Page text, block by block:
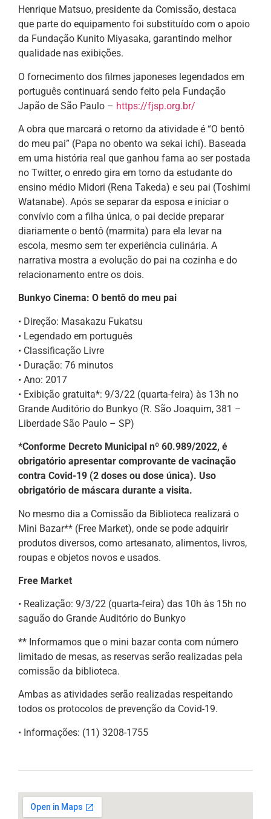
Henrique Matsuo, presidente da Comissão, destaca
que parte do equipamento foi substituído com o apoio
da Fundação Kunito Miyasaka, garantindo melhor
qualidade nas exibições.
O fornecimento dos filmes japoneses legendados em
português continuará sendo feito pela Fundação
Japão de São Paulo – https://fjsp.org.br/
A obra que marcará o retorno da atividade é “O bentô
do meu pai” (Papa no obento wa sekai ichi). Baseada
em uma história real que ganhou fama ao ser postada
no Twitter, o enredo gira em torno da estudante do
ensino médio Midori (Rena Takeda) e seu pai (Toshimi
Watanabe). Após se separar da esposa e iniciar o
convívio com a filha única, o pai decide preparar
diariamente o bentô (marmita) para ela levar na
escola, mesmo sem ter experiência culinária. A
narrativa mostra a evolução do pai na cozinha e do
relacionamento entre os dois.
Bunkyo Cinema: O bentô do meu pai
• Direção: Masakazu Fukatsu
• Legendado em português
• Classificação Livre
• Duração: 76 minutos
• Ano: 2017
• Exibição gratuita*: 9/3/22 (quarta-feira) às 13h no
Grande Auditório do Bunkyo (R. São Joaquim, 381 –
Liberdade São Paulo – SP)
*Conforme Decreto Municipal nº 60.989/2022, é
obrigatório apresentar comprovante de vacinação
contra Covid-19 (2 doses ou dose única). Uso
obrigatório de máscara durante a visita.
No mesmo dia a Comissão da Biblioteca realizará o
Mini Bazar** (Free Market), onde se pode adquirir
produtos diversos, como artesanato, alimentos, livros,
roupas e objetos novos e usados.
Free Market
• Realização: 9/3/22 (quarta-feira) das 10h às 15h no
saguão do Grande Auditório do Bunkyo
** Informamos que o mini bazar conta com número
limitado de mesas, as reservas serão realizadas pela
comissão da biblioteca.
Ambas as atividades serão realizadas respeitando
todos os protocolos de prevenção da Covid-19.
• Informações: (11) 3208-1755